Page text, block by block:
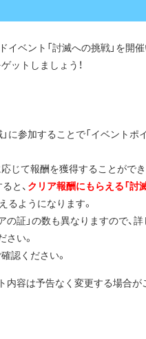
ベント「討滅への挑戦」を開催
ットしましょう！
に参加することで「イベントポ
じて報酬を獲得することができ
と、クリア報酬にもらえる「討
るようになります。
証」の数も異なりますので、
さい。
認ください。
内容は予告なく変更する場合が